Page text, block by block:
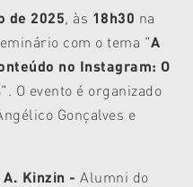
de 2025 , às 18h30 na
com o tema "A
no Instagram: O
". O evento é organizado
Gonçalves e
A. Kinzin -Alumni do